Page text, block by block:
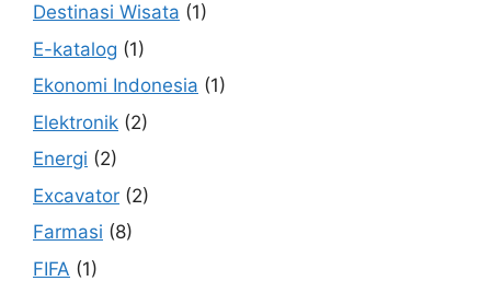
Destinasi Wisata (1)
E-katalog (1)
Ekonomi Indonesia (1)
Elektronik (2)
Energi (2)
Excavator (2)
Farmasi (8)
FIFA (1)